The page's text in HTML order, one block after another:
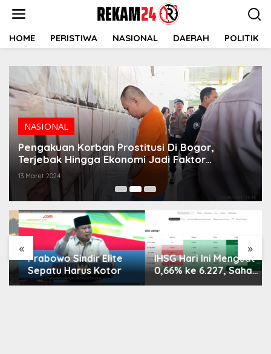
HOME PERISTIWA NASIONAL DAERAH POLITIK
NASIONAL
Pengakuan Korban Prostitusi Di Bogor,
Terjebak Hingga Ekonomi Jadi Faktor
Penyebab Tergiur Ajakan Sang Mucikari.
13 Maret 2024
« »
Prabowo Sindir Elite
Sepatu Harus Kotor
IHSG Hari Ini Menguat
0,66% ke 6.227, Saham